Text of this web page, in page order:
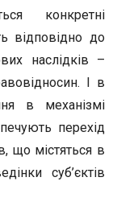
конкретні
відповідно до
наслідків –
І в
в механізмі
перехід
що містяться в
суб’єктів